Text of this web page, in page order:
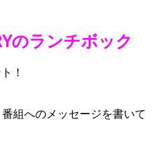
のランチボック
！
組へのメッセージを書いて